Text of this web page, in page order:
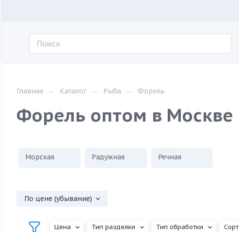
Главная — Каталог — Рыба — Форель
Форель оптом в Москве
Морская Радужная Речная
По цене (убывание)
Цена Тип разделки Тип обработки Сорт